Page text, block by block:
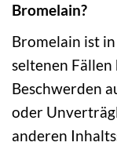
Bromelain?
Bromelain ist
seltenen
Beschwerden
oder
anderen